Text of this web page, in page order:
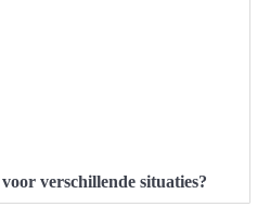
verschillende situaties?